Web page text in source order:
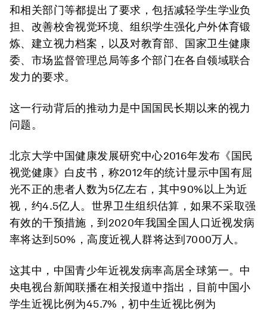
和相关部门等都提出了要求，包括减轻学生学业负
担、改善校舍视觉环境、组织学生强化户外体育锻
炼、建立视力档案，以及对教育部、国家卫生健康
委、市场监督管理总局等多个部门在各自领域联合
发力的要求。
这一行动背后的推动力是中国国民长期以来的视力
问题。
北京大学中国健康发展研究中心2016年发布《国民
视觉健康》白皮书，称2012年的统计显示中国有屈
光不正的患者人数为5亿左右，其中90%以上为近
视，约4.5亿人。 世界卫生组织估算，如果不采取强
有效的干预措施，到2020年我国全国人口近视发病
率将达到50%，高度近视人群将达到7000万人。
这其中，中国青少年近视发病率高居全球第一。中
央电视台新闻联播在相关报道中指出，目前中国小
学生近视比例为45.7%，初中生近视比例为